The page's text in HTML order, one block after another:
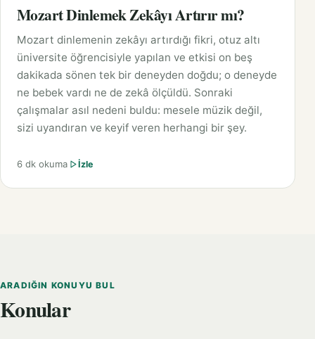
Mozart Dinlemek Zekâyı Artırır mı?
Mozart dinlemenin zekâyı artırdığı fikri, otuz altı
üniversite öğrencisiyle yapılan ve etkisi on beş
dakikada sönen tek bir deneyden doğdu; o deneyde
ne bebek vardı ne de zekâ ölçüldü. Sonraki
çalışmalar asıl nedeni buldu: mesele müzik değil,
sizi uyandıran ve keyif veren herhangi bir şey.
6 dk okuma İzle
ARADIĞIN KONUYU BUL
Konular